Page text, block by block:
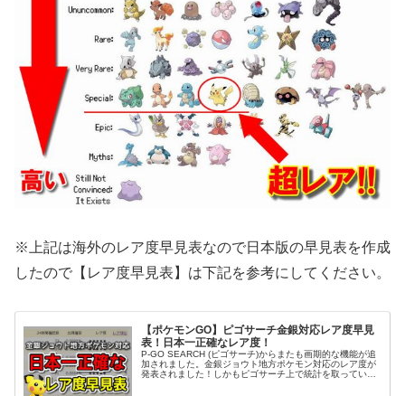
※上記は海外のレア度早見表なので日本版の早見表を作成
したので【レア度早見表】は下記を参考にしてください。
【ポケモンGO】ピゴサーチ金銀対応レア度早見
表！日本一正確なレア度！
P-GO SEARCH (ピゴサーチ)からまたも画期的な機能が追
加されました。金銀ジョウト地方ポケモン対応のレア度が
発表されました！しかもピゴサーチ上で統計を取っている